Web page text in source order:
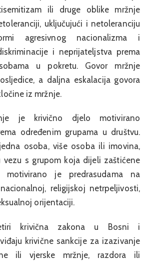
ili druge oblike mržnje
uključujući i netoleranciju
agresivnog nacionalizma i
i neprijateljstva prema
u pokretu. Govor mržnje
a daljna eskalacija govora
iz mržnje.
je krivično djelo motivirano
određenim grupama u društvu.
osoba, više osoba ili imovina,
vezu s grupom koja dijeli zaštićene
motivirano je predrasudama na
religijskoj netrpeljivosti,
orijentaciji.
krivična zakona u Bosni i
krivične sankcije za izazivanje
ili vjerske mržnje, razdora ili